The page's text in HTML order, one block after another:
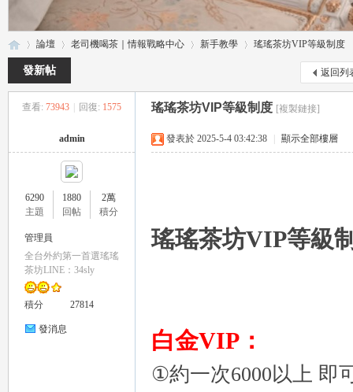
»
論壇
›
老司機喝茶｜情報戰略中心
›
新手教學
›
瑤瑤茶坊VIP等級制度
返回列
發新帖
查看: 73943 回復: 1575 瑤瑤茶坊VIP等級制度 [複製鏈接]
admin
6290
主題
1880
回帖
2萬
積分
管理員
全台外約第一首選瑤瑤
茶坊LINE：34sly
積分 27814
發消息
發表於 2025-5-4 03:42:38 顯示全部樓層
瑤瑤茶坊VIP等級
白金VIP：
①約一次6000以上 即